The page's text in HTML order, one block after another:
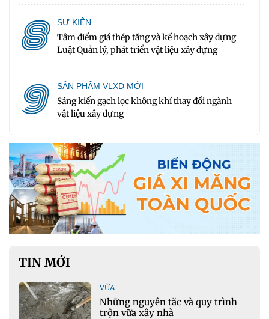
8 SỰ KIỆN
Tâm điểm giá thép tăng và kế hoạch xây dựng
Luật Quản lý, phát triển vật liệu xây dựng
9 SẢN PHẨM VLXD MỚI
Sáng kiến gạch lọc không khí thay đổi ngành
vật liệu xây dựng
TIN MỚI
VỮA
Những nguyên tắc và quy trình
trộn vữa xây nhà